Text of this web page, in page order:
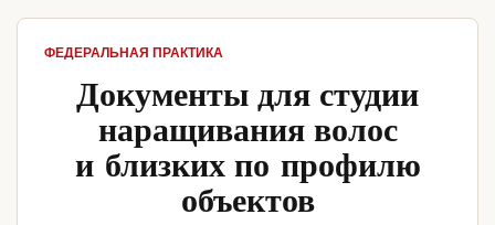
ФЕДЕРАЛЬНАЯ ПРАКТИКА
Документы для студии
наращивания волос
и близких по профилю
объектов